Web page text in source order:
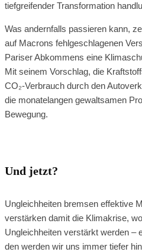
tiefgreifender Transformation
Was andernfalls passieren kann,
auf Macrons fehlgeschlagenen
Pariser Abkommens eine
Mit seinem Vorschlag, die
CO₂-Verbrauch durch den
die monatelangen gewaltsamen
Bewegung.
Und jetzt?
Ungleichheiten bremsen effektive
verstärken damit die Klimakrise,
Ungleichheiten verstärkt werden –
den werden wir uns immer tiefer